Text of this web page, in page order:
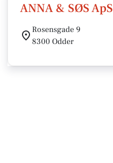
ANNA & SØS ApS
Rosensgade 9
8300 Odder